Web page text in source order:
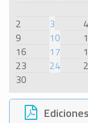
2
3 4
9
10
16
17
23
24
30